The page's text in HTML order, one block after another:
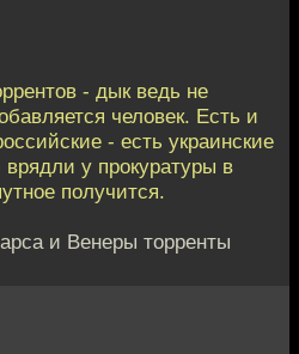
- дык ведь не
человек. Есть и
- есть украинские
у прокуратуры в
получится.
и Венеры торренты